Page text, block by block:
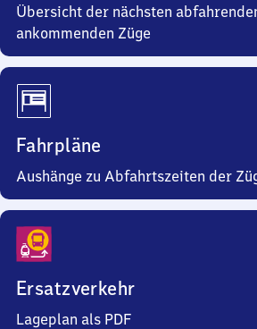
Übersicht der nächsten
ankommenden Züge
Fahrpläne
Aushänge zu Abfahrtszeiten der
Ersatzverkehr
Lageplan als PDF